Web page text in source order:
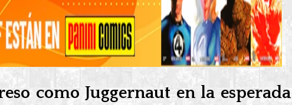
como Juggernaut en la